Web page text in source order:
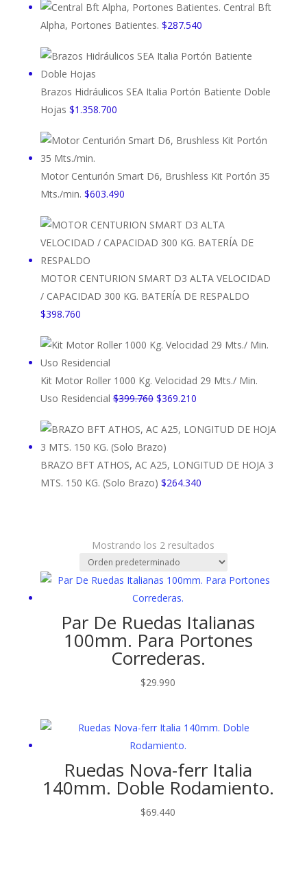
Central Bft
Alpha, Portones Batientes. $287.540
Brazos Hidráulicos SEA Italia Portón Batiente Doble
Hojas $1.358.700
Motor Centurión Smart D6, Brushless Kit Portón 35
Mts./min. $603.490
MOTOR CENTURION SMART D3 ALTA VELOCIDAD
/ CAPACIDAD 300 KG. BATERÍA DE RESPALDO
$398.760
Kit Motor Roller 1000 Kg. Velocidad 29 Mts./ Min.
Uso Residencial $399.760 El
original
era:
$399.760.
$369.210El
actual
$369.210.
BRAZO BFT ATHOS, AC A25, LONGITUD DE HOJA 3
MTS. 150 KG. (Solo Brazo) $264.340
Mostrando los 2 resultados
Par De Ruedas Italianas
100mm. Para Portones
Correderas.
$29.990
Ruedas Nova-ferr Italia
140mm. Doble Rodamiento.
$69.440